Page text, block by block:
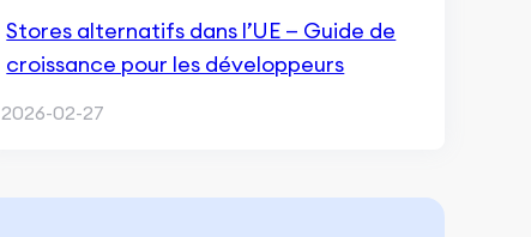
Stores alternatifs dans l’UE — Guide de
croissance pour les développeurs
2026-02-27